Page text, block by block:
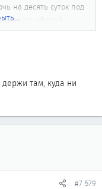
на десять суток под
мораль-убирай
Купил сегодня фару
меня. Но я свою
была! Не продам ни
там, куда ни
#7 579